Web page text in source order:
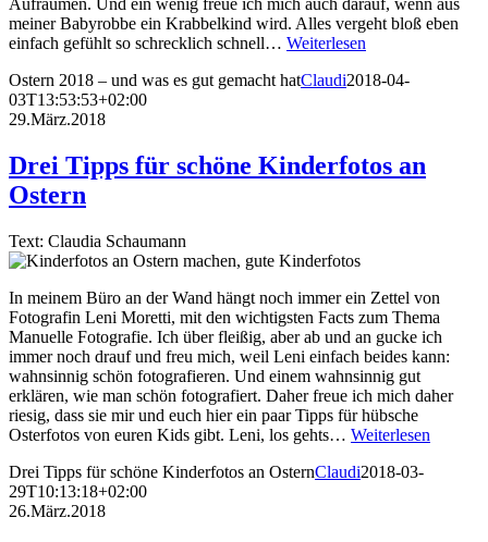
Aufräumen. Und ein wenig freue ich mich auch darauf, wenn aus
meiner Babyrobbe ein Krabbelkind wird. Alles vergeht bloß eben
einfach gefühlt so schrecklich schnell… Weiterlesen
Ostern 2018 – und was es gut gemacht hatClaudi2018-04-
03T13:53:53+02:00
29.März.2018
Drei Tipps für schöne Kinderfotos an
Ostern
Text: Claudia Schaumann
In meinem Büro an der Wand hängt noch immer ein Zettel von
Fotografin Leni Moretti, mit den wichtigsten Facts zum Thema
Manuelle Fotografie. Ich über fleißig, aber ab und an gucke ich
immer noch drauf und freu mich, weil Leni einfach beides kann:
wahnsinnig schön fotografieren. Und einem wahnsinnig gut
erklären, wie man schön fotografiert. Daher freue ich mich daher
riesig, dass sie mir und euch hier ein paar Tipps für hübsche
Osterfotos von euren Kids gibt. Leni, los gehts… Weiterlesen
Drei Tipps für schöne Kinderfotos an OsternClaudi2018-03-
29T10:13:18+02:00
26.März.2018